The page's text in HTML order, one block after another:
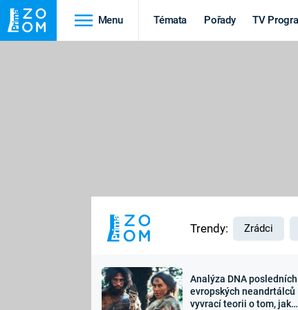
Menu Témata Pořady TV
Výročí
Trendy: Zrádci
Analýza DNA posledních
evropských neandrtálců
vyvrací teorii o tom, jak